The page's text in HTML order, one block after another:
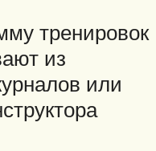
тренировок
из
или